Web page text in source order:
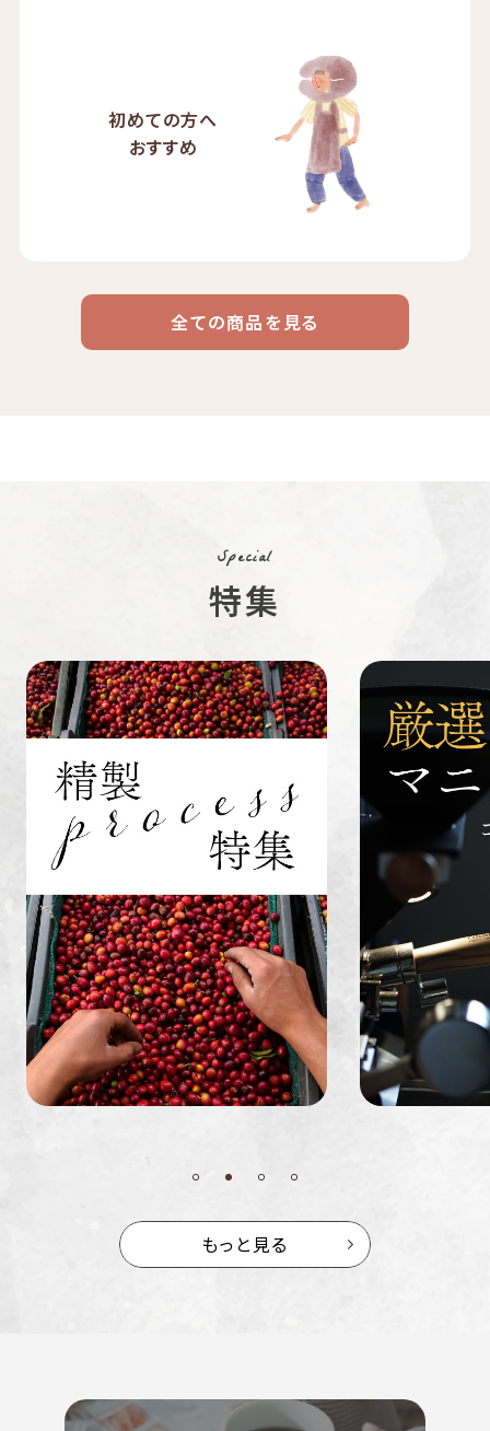
初めての方へ
おすすめ
コーヒー
リキッド
コーヒー
豆・粉
すてきな道
具
生活雑貨 福袋
業務用 定期便
ケニア
ブラジル
インドネシ
ア
ホンジュラ
ミャンマー ルワンダ
全ての商品を見る
Special
特集
もっと見る